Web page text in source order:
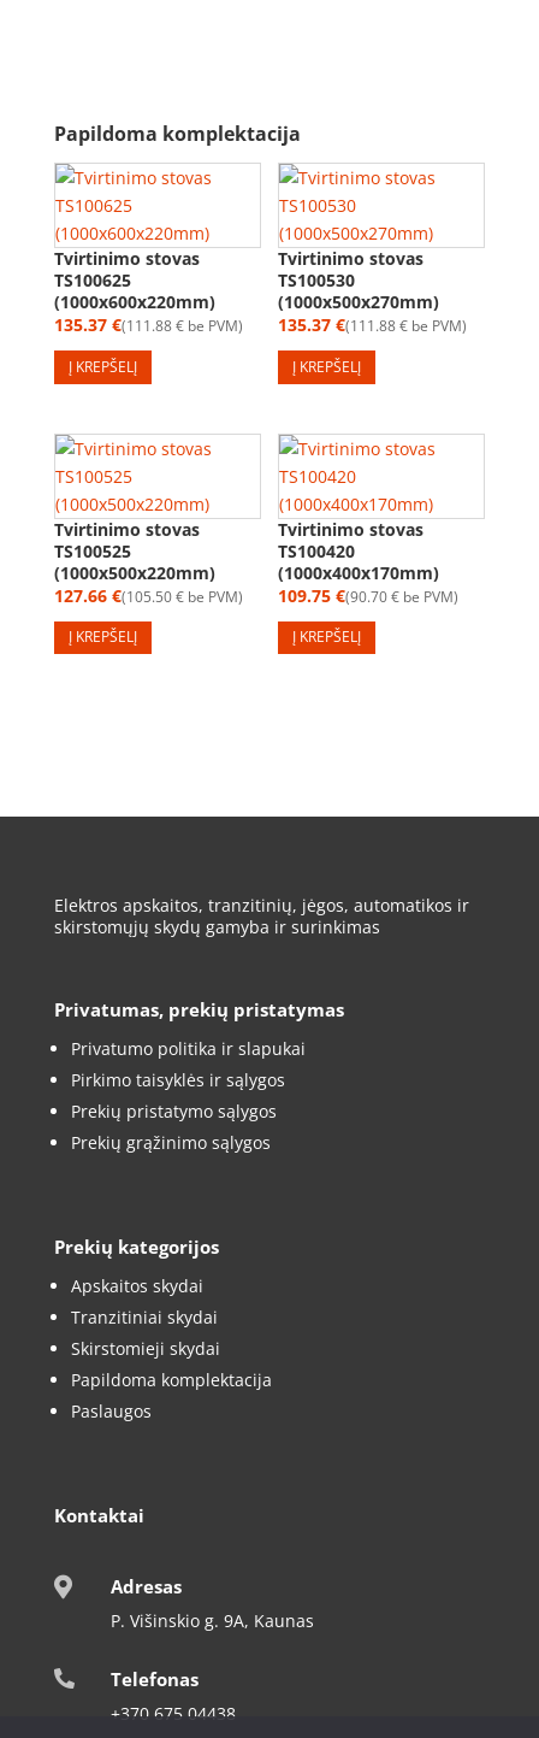
Papildoma komplektacija
Tvirtinimo stovas
TS100625
(1000x600x220mm)
135.37 € 111.88€ be PVM
Į KREPŠELĮ
Tvirtinimo stovas
TS100530
(1000x500x270mm)
135.37€ 111.88€ be PVM
Į KREPŠELĮ
Tvirtinimo stovas
TS100525
(1000x500x220mm)
127.66 € 105.50€ be PVM
Į KREPŠELĮ
Tvirtinimo stovas
TS100420
(1000x400x170mm)
109.75€ 90.70€ be PVM
Į KREPŠELĮ
Elektros apskaitos, tranzitinių, jėgos, automatikos ir
skirstomųjų skydų gamyba ir surinkimas
Privatumas, prekių pristatymas
Privatumo politika ir slapukai
Pirkimo taisyklės ir sąlygos
Prekių pristatymo sąlygos
Prekių grąžinimo sąlygos
Prekių kategorijos
Apskaitos skydai
Tranzitiniai skydai
Skirstomieji skydai
Papildoma komplektacija
Paslaugos
Kontaktai
 Adresas
P. Višinskio g. 9A, Kaunas
 Telefonas
+370 675 04438